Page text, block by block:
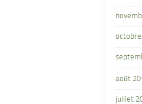
août
juillet